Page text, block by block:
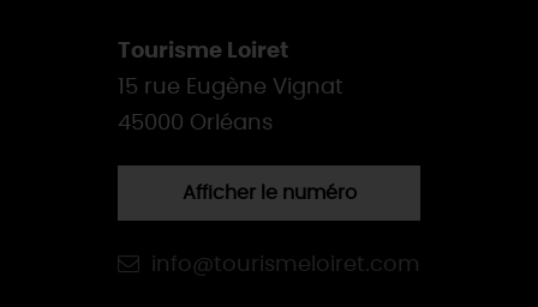
Tourisme Loiret
15 rue Eugène Vignat
45000 Orléans
Afficher le numéro
info@tourismeloiret.com